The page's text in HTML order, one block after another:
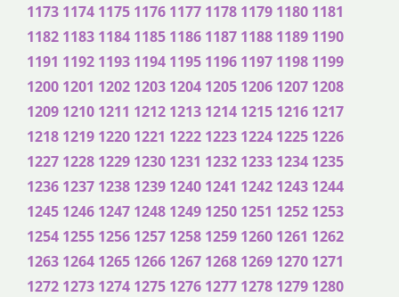
1173 1174 1175 1176 1177 1178 1179 1180 1181
1182 1183 1184 1185 1186 1187 1188 1189 1190
1191 1192 1193 1194 1195 1196 1197 1198 1199
1200 1201 1202 1203 1204 1205 1206 1207 1208
1209 1210 1211 1212 1213 1214 1215 1216 1217
1218 1219 1220 1221 1222 1223 1224 1225 1226
1227 1228 1229 1230 1231 1232 1233 1234 1235
1236 1237 1238 1239 1240 1241 1242 1243 1244
1245 1246 1247 1248 1249 1250 1251 1252 1253
1254 1255 1256 1257 1258 1259 1260 1261 1262
1263 1264 1265 1266 1267 1268 1269 1270 1271
1272 1273 1274 1275 1276 1277 1278 1279 1280